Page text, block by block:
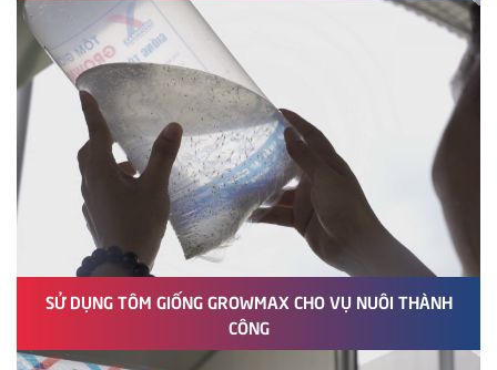
SỬ DỤNG TÔM GIỐNG GROWMAX CHO VỤ NUÔI THÀNH
CÔNG